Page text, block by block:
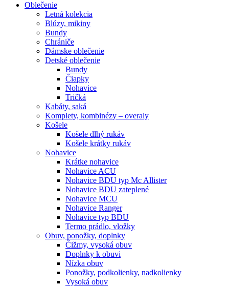
Oblečenie
Letná kolekcia
Blúzy, mikiny
Bundy
Chrániče
Dámske oblečenie
Detské oblečenie
Bundy
Čiapky
Nohavice
Tričká
Kabáty, saká
Komplety, kombinézy – overaly
Košele
Košele dlhý rukáv
Košele krátky rukáv
Nohavice
Krátke nohavice
Nohavice ACU
Nohavice BDU typ Mc Allister
Nohavice BDU zateplené
Nohavice MCU
Nohavice Ranger
Nohavice typ BDU
Termo prádlo, vložky
Obuv, ponožky, doplnky
Čižmy, vysoká obuv
Doplnky k obuvi
Nízka obuv
Ponožky, podkolienky, nadkolienky
Vysoká obuv